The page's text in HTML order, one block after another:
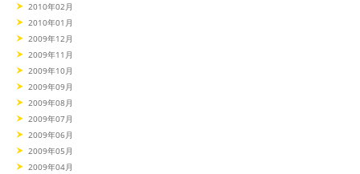
2010年02月
2010年01月
2009年12月
2009年11月
2009年10月
2009年09月
2009年08月
2009年07月
2009年06月
2009年05月
2009年04月